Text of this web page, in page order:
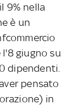
9% nella
è un
l'8 giugno su
dipendenti.
pensato
in